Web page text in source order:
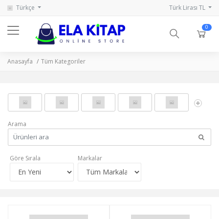
Türkçe Türk Lirası TL
0
Anasayfa Tüm Kategoriler
Arama
Göre Sırala Markalar